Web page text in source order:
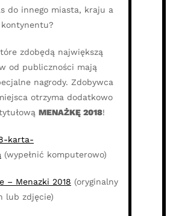
do innego miasta, kraju a
zdobędą największą
od publiczności mają
nagrody. Zdobywca
otrzyma dodatkowo
MENAŻKĘ 2018!
karta-
(wypełnić komputerowo)
– Menazki 2018 (oryginalny
lub zdjęcie)